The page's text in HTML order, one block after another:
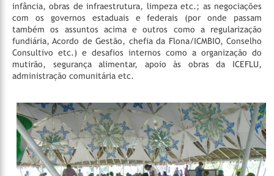
infância, obras de infraestrutura, limpeza etc.; as negociações
com os governos estaduais e federais (por onde passam
também os assuntos acima e outros como a regularização
fundiária, Acordo de Gestão, chefia da Flona/ICMBIO, Conselho
Consultivo etc.) e desafios internos como a organização do
mutirão, segurança alimentar, apoio às obras da ICEFLU,
administração comunitária etc.